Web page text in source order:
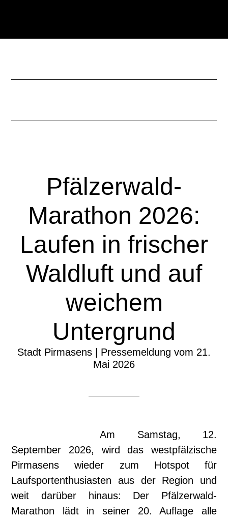
springen
springen
Pfälzerwald-
Marathon 2026:
Laufen in frischer
Waldluft und auf
weichem
Untergrund
Stadt Pirmasens | Pressemeldung vom 21.
Mai 2026
Am Samstag, 12.
September 2026, wird das westpfälzische
Pirmasens wieder zum Hotspot für
Laufsportenthusiasten aus der Region und
weit darüber hinaus: Der Pfälzerwald-
Marathon lädt in seiner 20. Auflage alle